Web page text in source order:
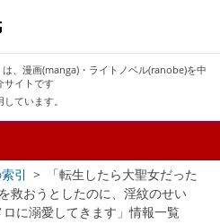
、漫画(manga)・ライトノベル(ranobe)を中
サイトです
ています。
引
「転生したら大聖女だった
救おうとしたのに、淫紋のせい
に溺愛してきます」情報一覧